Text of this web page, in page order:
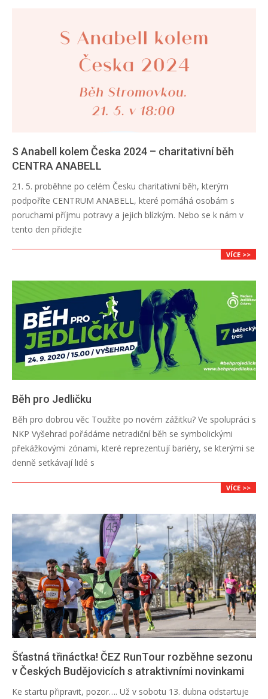
S Anabell kolem Česka 2024 – charitativní běh
CENTRA ANABELL
20
21. 5. proběhne po celém Česku charitativní běh, kterým
podpoříte CENTRUM ANABELL, které pomáhá osobám s
poruchami příjmu potravy a jejich blízkým. Nebo se k nám v
tento den přidejte
VÍCE >>
Běh pro Jedličku
Běh pro dobrou věc Toužíte po novém zážitku? Ve spolupráci s
NKP Vyšehrad pořádáme netradiční běh se symbolickými
překážkovými zónami, které reprezentují bariéry, se kterými se
denně setkávají lidé s
VÍCE >>
Šťastná třináctka! ČEZ RunTour rozběhne sezonu
v Českých Budějovicích s atraktivními novinkami
Ke startu připravit, pozor…. Už v sobotu 13. dubna odstartuje